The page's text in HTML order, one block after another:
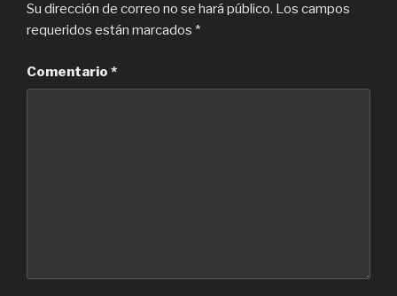
Su dirección de correo no se hará público. Los campos
requeridos están marcados *
Comentario *